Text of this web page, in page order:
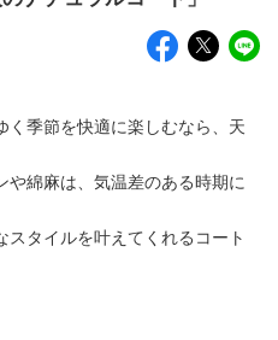
く季節を快適に楽しむなら、天
綿麻は、気温差のある時期に
タイルを叶えてくれるコート